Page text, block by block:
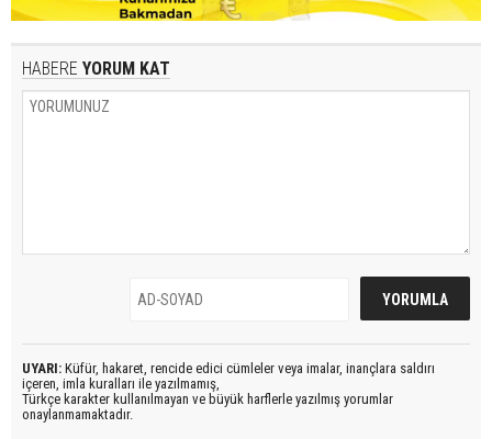
HABERE YORUM KAT
UYARI: Küfür, hakaret, rencide edici cümleler veya imalar, inançlara saldırı
içeren, imla kuralları ile yazılmamış,
Türkçe karakter kullanılmayan ve büyük harflerle yazılmış yorumlar
onaylanmamaktadır.